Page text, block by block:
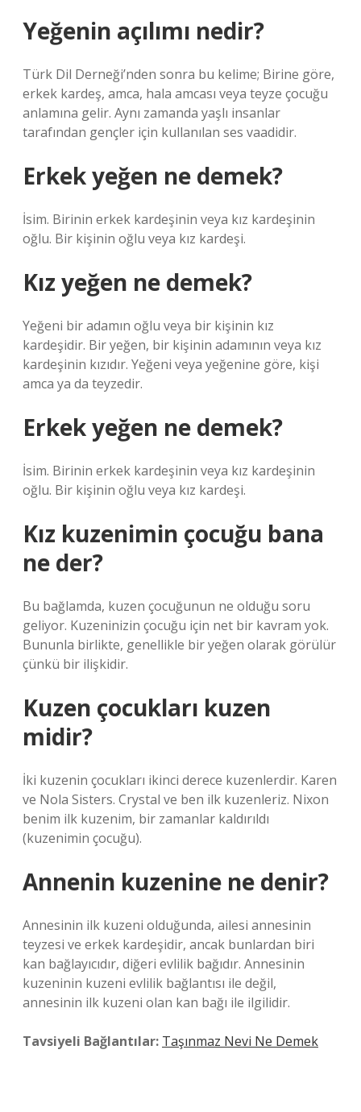
Yeğenin açılımı nedir?
Türk Dil Derneği’nden sonra bu kelime; Birine göre,
erkek kardeş, amca, hala amcası veya teyze çocuğu
anlamına gelir. Aynı zamanda yaşlı insanlar
tarafından gençler için kullanılan ses vaadidir.
Erkek yeğen ne demek?
İsim. Birinin erkek kardeşinin veya kız kardeşinin
oğlu. Bir kişinin oğlu veya kız kardeşi.
Kız yeğen ne demek?
Yeğeni bir adamın oğlu veya bir kişinin kız
kardeşidir. Bir yeğen, bir kişinin adamının veya kız
kardeşinin kızıdır. Yeğeni veya yeğenine göre, kişi
amca ya da teyzedir.
Erkek yeğen ne demek?
İsim. Birinin erkek kardeşinin veya kız kardeşinin
oğlu. Bir kişinin oğlu veya kız kardeşi.
Kız kuzenimin çocuğu bana
ne der?
Bu bağlamda, kuzen çocuğunun ne olduğu soru
geliyor. Kuzeninizin çocuğu için net bir kavram yok.
Bununla birlikte, genellikle bir yeğen olarak görülür
çünkü bir ilişkidir.
Kuzen çocukları kuzen
midir?
İki kuzenin çocukları ikinci derece kuzenlerdir. Karen
ve Nola Sisters. Crystal ve ben ilk kuzenleriz. Nixon
benim ilk kuzenim, bir zamanlar kaldırıldı
(kuzenimin çocuğu).
Annenin kuzenine ne denir?
Annesinin ilk kuzeni olduğunda, ailesi annesinin
teyzesi ve erkek kardeşidir, ancak bunlardan biri
kan bağlayıcıdır, diğeri evlilik bağıdır. Annesinin
kuzeninin kuzeni evlilik bağlantısı ile değil,
annesinin ilk kuzeni olan kan bağı ile ilgilidir.
Tavsiyeli Bağlantılar: Taşınmaz Nevi Ne Demek